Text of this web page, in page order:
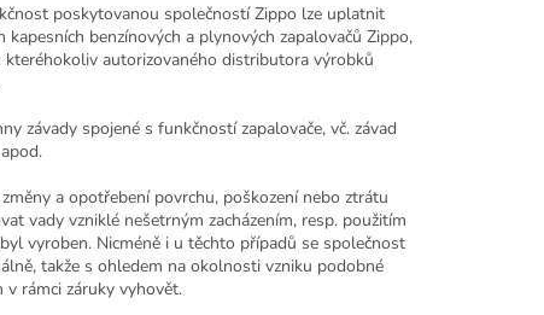
poskytovanou společností Zippo lze uplatnit
kapesních benzínových a plynových zapalovačů Zippo,
autorizovaného distributora výrobků
závady spojené s funkčností zapalovače, vč. závad
a opotřebení povrchu, poškození nebo ztrátu
vady vzniklé nešetrným zacházením, resp. použitím
vyroben. Nicméně i u těchto případů se společnost
takže s ohledem na okolnosti vzniku podobné
v rámci záruky vyhovět.